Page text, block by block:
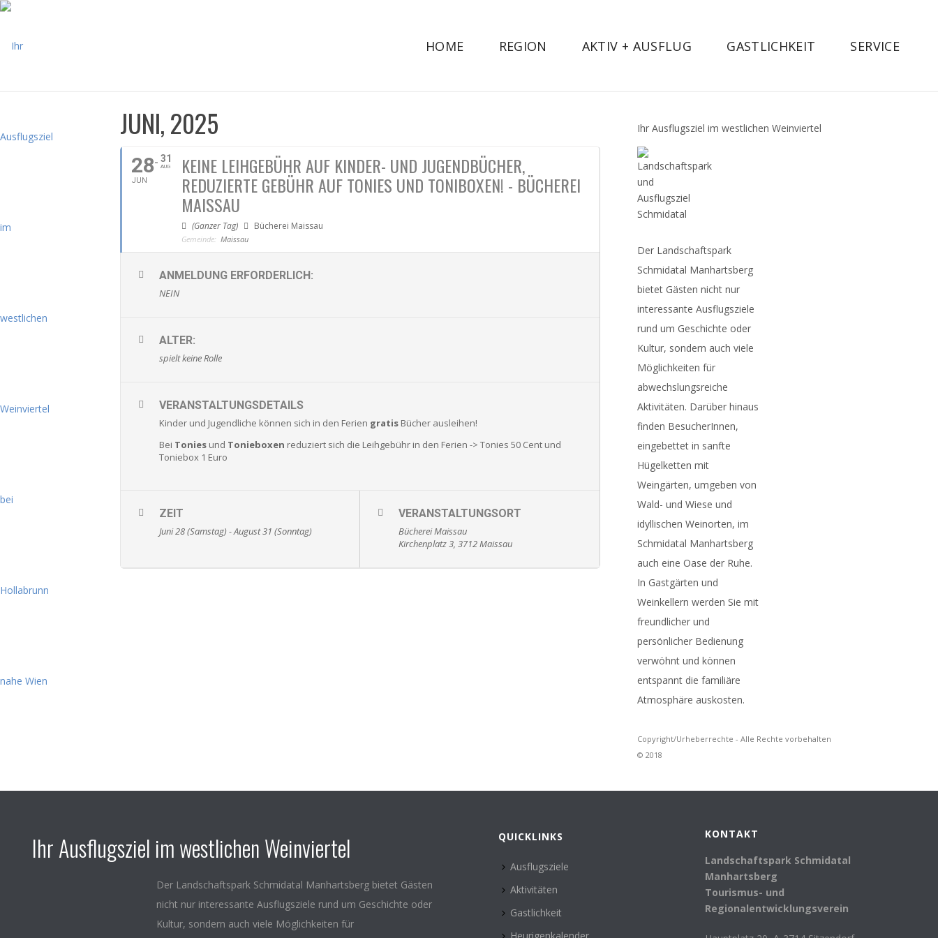
HOME REGION AKTIV + AUSFLUG GASTLICHKEIT SERVICE
JUNI, 2025
28
JUN
31
AUG KEINE LEIHGEBÜHR AUF KINDER- UND JUGENDBÜCHER,
REDUZIERTE GEBÜHR AUF TONIES UND TONIBOXEN! - BÜCHEREI
MAISSAU
(Ganzer Tag) Bücherei Maissau
Gemeinde: Maissau
ANMELDUNG ERFORDERLICH:
NEIN
ALTER:
spielt keine Rolle
VERANSTALTUNGSDETAILS
Kinder und Jugendliche können sich in den Ferien gratis Bücher ausleihen!
Bei Tonies und Tonieboxen reduziert sich die Leihgebühr in den Ferien -> Tonies 50 Cent und
Toniebox 1 Euro
ZEIT
Juni 28 (Samstag) - August 31 (Sonntag)
VERANSTALTUNGSORT
Bücherei Maissau
Kirchenplatz 3, 3712 Maissau
Ihr Ausflugsziel im westlichen Weinviertel
Der Landschaftspark
Schmidatal Manhartsberg
bietet Gästen nicht nur
interessante Ausflugsziele
rund um Geschichte oder
Kultur, sondern auch viele
Möglichkeiten für
abwechslungsreiche
Aktivitäten. Darüber hinaus
finden BesucherInnen,
eingebettet in sanfte
Hügelketten mit
Weingärten, umgeben von
Wald- und Wiese und
idyllischen Weinorten, im
Schmidatal Manhartsberg
auch eine Oase der Ruhe.
In Gastgärten und
Weinkellern werden Sie mit
freundlicher und
persönlicher Bedienung
verwöhnt und können
entspannt die familiäre
Atmosphäre auskosten.
Copyright/Urheberrechte - Alle Rechte vorbehalten
© 2018
Ihr Ausflugsziel im westlichen Weinviertel
Der Landschaftspark Schmidatal Manhartsberg bietet Gästen
nicht nur interessante Ausflugsziele rund um Geschichte oder
Kultur, sondern auch viele Möglichkeiten für
QUICKLINKS
Ausflugsziele
Aktivitäten
Gastlichkeit
KONTAKT
Landschaftspark Schmidatal
Manhartsberg
Tourismus- und
Regionalentwicklungsverein